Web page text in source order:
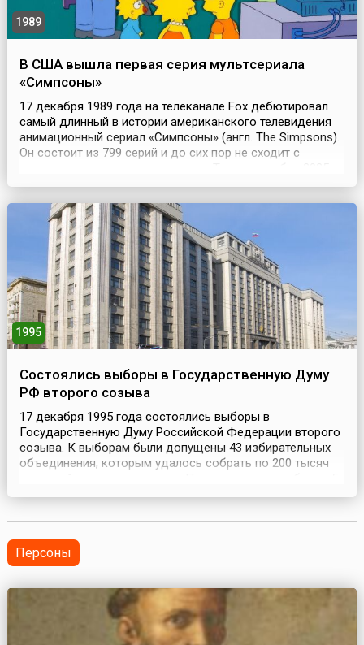
1989
В США вышла первая серия мультсериала
«Симпсоны»
17 декабря 1989 года на телеканале Fox дебютировал
самый длинный в истории американского телевидения
анимационный сериал «Симпсоны» (англ. The Simpsons).
Он состоит из 799 серий и до сих пор не сходит с
года состоялась премьера 37-го сезона сериала.В
социальной жизни Америки, но, прежде всего, эт...
1995
Состоялись выборы в Государственную Думу
РФ второго созыва
17 декабря 1995 года состоялись выборы в
Государственную Думу Российской Федерации второго
созыва. К выборам были допущены 43 избирательных
объединения, которым удалось собрать по 200 тысяч
процентный барьер перешагнули четыре объединения:
демократическая партия России (ЛДПР), Наш дом –
Россия (НДР...
Персоны